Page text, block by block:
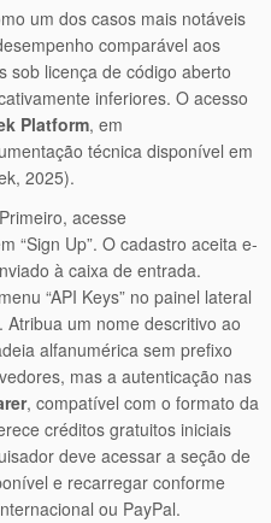
um dos casos mais notáveis
comparável aos
sob licença de código aberto
inferiores. O acesso
Platform, em
técnica disponível em
2025).
acesse
“Sign Up”. O cadastro aceita e-
à caixa de entrada.
“API Keys” no painel lateral
Atribua um nome descritivo ao
alfanumérica sem prefixo
mas a autenticação nas
, compatível com o formato da
créditos gratuitos iniciais
deve acessar a seção de
e recarregar conforme
ou PayPal.